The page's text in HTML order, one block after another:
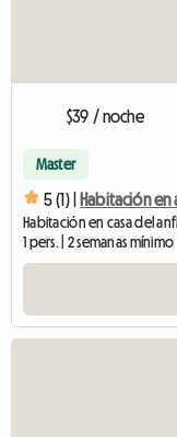
$39 / noche
Master
5 (1) | Habitación en
Habitación en casa del
1 pers. | 2 semanas mínimo